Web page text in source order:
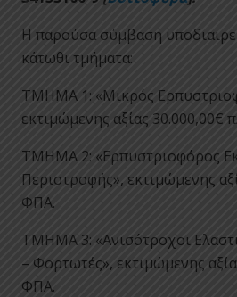
Η παρούσα σύμβαση
κάτωθι τμήματα:
ΤΜΗΜΑ 1: «Μικρός
εκτιμώμενης αξίας 30.000,00€
ΤΜΗΜΑ 2: «Ερπυστριοφόρος
Περιστροφής», εκτιμώμενης
ΦΠΑ.
ΤΜΗΜΑ 3: «Ανισότροχοι
– Φορτωτές», εκτιμώμενης
ΦΠΑ.